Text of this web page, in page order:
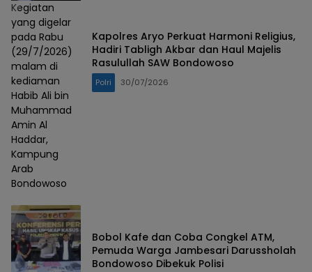
Kegiatan
yang digelar
pada Rabu
(29/7/2026)
malam di
kediaman
Habib Ali bin
Muhammad
Amin Al
Haddar,
Kampung
Arab
Bondowoso
Kapolres Aryo Perkuat Harmoni Religius,
Hadiri Tabligh Akbar dan Haul Majelis
Rasulullah SAW Bondowoso
Polri 30/07/2026
Bobol Kafe dan Coba Congkel ATM,
Pemuda Warga Jambesari Darussholah
Bondowoso Dibekuk Polisi